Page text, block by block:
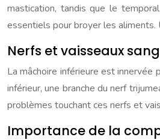
mastication, tandis que le
essentiels pour broyer les aliments.
Nerfs et vaisseaux
La mâchoire inférieure est innervée
inférieur, une branche du nerf
problèmes touchant ces nerfs et
Importance de la